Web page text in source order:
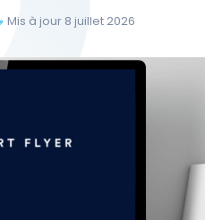
Mis à jour 8 juillet 2026